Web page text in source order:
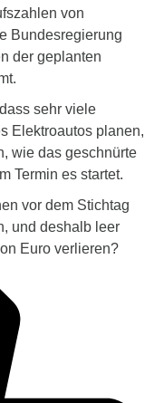
von
Bundesregierung
der geplanten
sehr viele
Elektroautos planen,
wie das geschnürte
Termin es startet.
vor dem Stichtag
und deshalb leer
Euro verlieren?